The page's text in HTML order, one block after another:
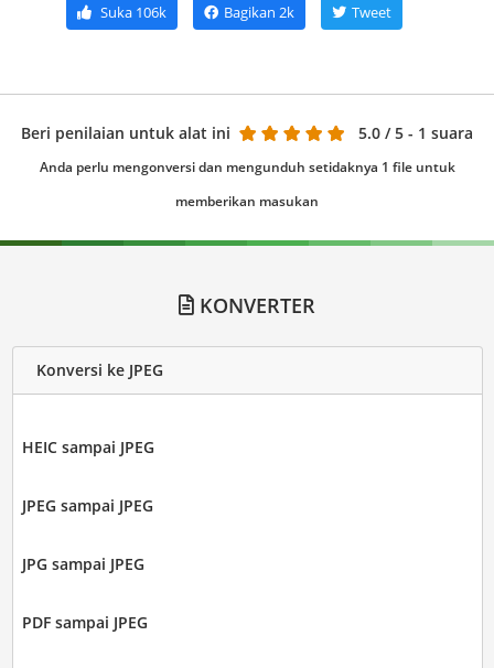
Suka106k Bagikan 2k Tweet
Beri penilaian untuk alat ini 5.0 / 5 - 1 suara
Anda perlu mengonversi dan mengunduh setidaknya 1 file untuk
memberikan masukan
KONVERTER
Konversi ke JPEG
HEIC sampai JPEG
JPEG sampai JPEG
JPG sampai JPEG
PDF sampai JPEG